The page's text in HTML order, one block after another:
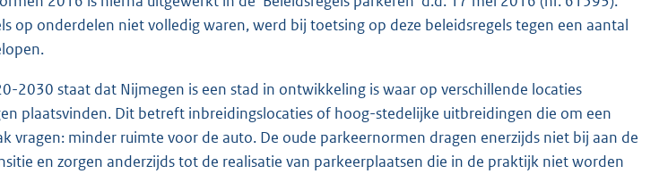
op onderdelen niet volledig waren, werd bij toetsing op deze beleidsregels tegen een aantal
2030 staat dat Nijmegen is een stad in ontwikkeling is waar op verschillende locaties
plaatsvinden. Dit betreft inbreidingslocaties of hoog-stedelijke uitbreidingen die om een
vragen: minder ruimte voor de auto. De oude parkeernormen dragen enerzijds niet bij aan de
en zorgen anderzijds tot de realisatie van parkeerplaatsen die in de praktijk niet worden